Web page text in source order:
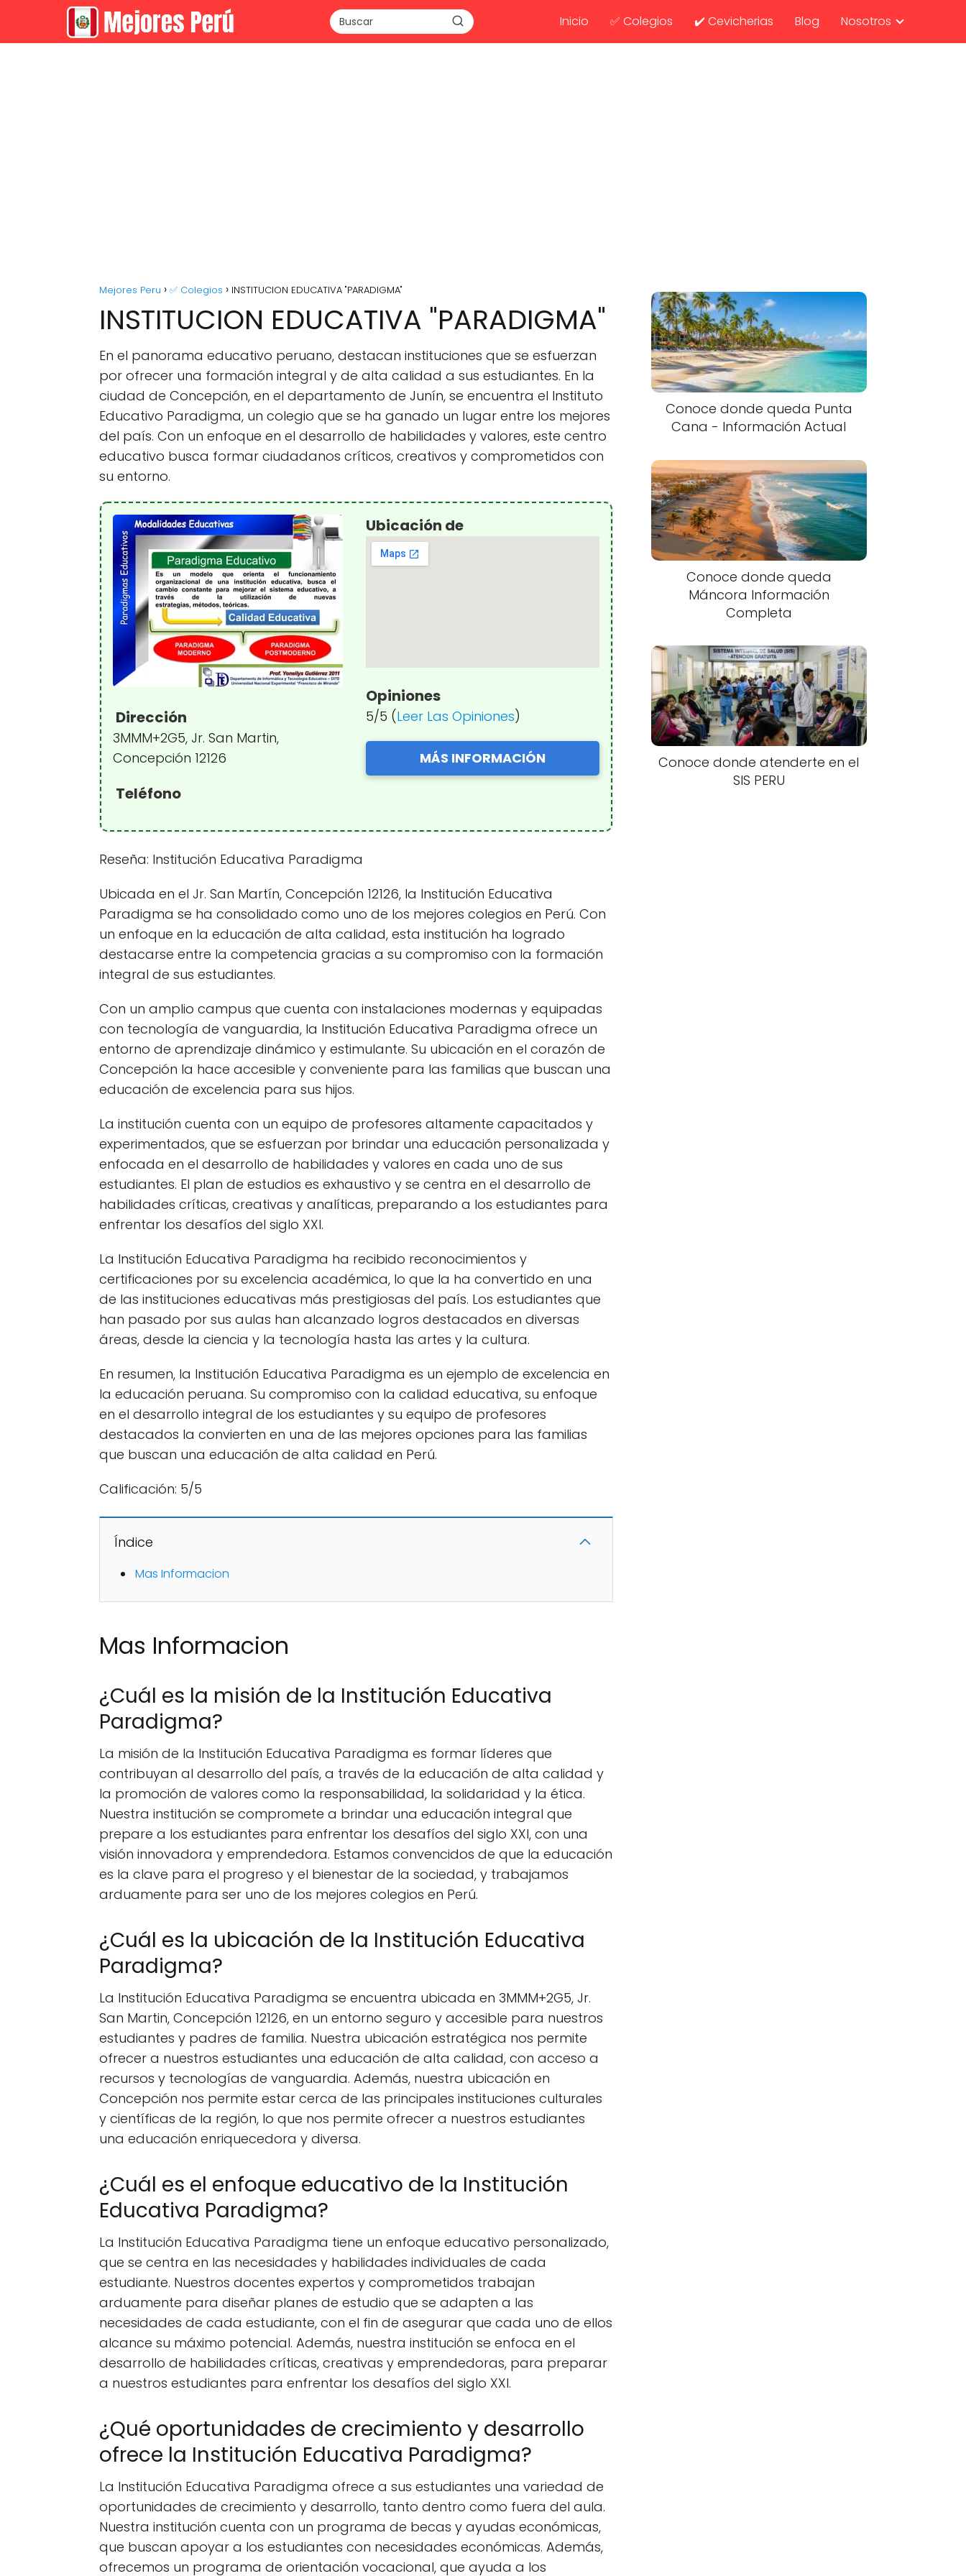
Inicio ✅ Colegios ✔️ Cevicherias Blog Nosotros
Mejores Peru ✅ Colegios INSTITUCION EDUCATIVA "PARADIGMA"
INSTITUCION EDUCATIVA "PARADIGMA"
En el panorama educativo peruano, destacan instituciones que se esfuerzan
por ofrecer una formación integral y de alta calidad a sus estudiantes. En la
ciudad de Concepción, en el departamento de Junín, se encuentra el Instituto
Educativo Paradigma, un colegio que se ha ganado un lugar entre los mejores
del país. Con un enfoque en el desarrollo de habilidades y valores, este centro
educativo busca formar ciudadanos críticos, creativos y comprometidos con
su entorno.
Dirección
3MMM+2G5, Jr. San Martin,
Concepción 12126
Teléfono
Ubicación de
Opiniones
5/5 (Leer Las Opiniones)
MÁS INFORMACIÓN
Reseña: Institución Educativa Paradigma
Ubicada en el Jr. San Martín, Concepción 12126, la Institución Educativa
Paradigma se ha consolidado como uno de los mejores colegios en Perú. Con
un enfoque en la educación de alta calidad, esta institución ha logrado
destacarse entre la competencia gracias a su compromiso con la formación
integral de sus estudiantes.
Con un amplio campus que cuenta con instalaciones modernas y equipadas
con tecnología de vanguardia, la Institución Educativa Paradigma ofrece un
entorno de aprendizaje dinámico y estimulante. Su ubicación en el corazón de
Concepción la hace accesible y conveniente para las familias que buscan una
educación de excelencia para sus hijos.
La institución cuenta con un equipo de profesores altamente capacitados y
experimentados, que se esfuerzan por brindar una educación personalizada y
enfocada en el desarrollo de habilidades y valores en cada uno de sus
estudiantes. El plan de estudios es exhaustivo y se centra en el desarrollo de
habilidades críticas, creativas y analíticas, preparando a los estudiantes para
enfrentar los desafíos del siglo XXI.
La Institución Educativa Paradigma ha recibido reconocimientos y
certificaciones por su excelencia académica, lo que la ha convertido en una
de las instituciones educativas más prestigiosas del país. Los estudiantes que
han pasado por sus aulas han alcanzado logros destacados en diversas
áreas, desde la ciencia y la tecnología hasta las artes y la cultura.
En resumen, la Institución Educativa Paradigma es un ejemplo de excelencia en
la educación peruana. Su compromiso con la calidad educativa, su enfoque
en el desarrollo integral de los estudiantes y su equipo de profesores
destacados la convierten en una de las mejores opciones para las familias
que buscan una educación de alta calidad en Perú.
Calificación: 5/5
Índice
Mas Informacion
Mas Informacion
¿Cuál es la misión de la Institución Educativa
Paradigma?
La misión de la Institución Educativa Paradigma es formar líderes que
contribuyan al desarrollo del país, a través de la educación de alta calidad y
la promoción de valores como la responsabilidad, la solidaridad y la ética.
Nuestra institución se compromete a brindar una educación integral que
prepare a los estudiantes para enfrentar los desafíos del siglo XXI, con una
visión innovadora y emprendedora. Estamos convencidos de que la educación
es la clave para el progreso y el bienestar de la sociedad, y trabajamos
arduamente para ser uno de los mejores colegios en Perú.
¿Cuál es la ubicación de la Institución Educativa
Paradigma?
La Institución Educativa Paradigma se encuentra ubicada en 3MMM+2G5, Jr.
San Martin, Concepción 12126, en un entorno seguro y accesible para nuestros
estudiantes y padres de familia. Nuestra ubicación estratégica nos permite
ofrecer a nuestros estudiantes una educación de alta calidad, con acceso a
recursos y tecnologías de vanguardia. Además, nuestra ubicación en
Concepción nos permite estar cerca de las principales instituciones culturales
y científicas de la región, lo que nos permite ofrecer a nuestros estudiantes
una educación enriquecedora y diversa.
¿Cuál es el enfoque educativo de la Institución
Educativa Paradigma?
La Institución Educativa Paradigma tiene un enfoque educativo personalizado,
que se centra en las necesidades y habilidades individuales de cada
estudiante. Nuestros docentes expertos y comprometidos trabajan
arduamente para diseñar planes de estudio que se adapten a las
necesidades de cada estudiante, con el fin de asegurar que cada uno de ellos
alcance su máximo potencial. Además, nuestra institución se enfoca en el
desarrollo de habilidades críticas, creativas y emprendedoras, para preparar
a nuestros estudiantes para enfrentar los desafíos del siglo XXI.
¿Qué oportunidades de crecimiento y desarrollo
ofrece la Institución Educativa Paradigma?
La Institución Educativa Paradigma ofrece a sus estudiantes una variedad de
oportunidades de crecimiento y desarrollo, tanto dentro como fuera del aula.
Nuestra institución cuenta con un programa de becas y ayudas económicas,
que buscan apoyar a los estudiantes con necesidades económicas. Además,
ofrecemos un programa de orientación vocacional, que ayuda a los
Conoce donde queda Punta
Cana - Información Actual
Conoce donde queda
Máncora Información
Completa
Conoce donde atenderte en el
SIS PERU